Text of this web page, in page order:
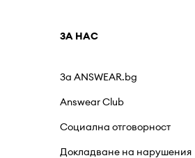
ЗА НАС
За ANSWEAR.bg
Answear Club
Социална отговорност
Докладване на нарушения